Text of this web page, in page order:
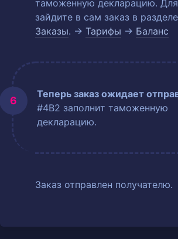
таможенную декларацию. Для
зайдите в сам заказ в разделе
Заказы. → Тарифы → Баланс
Теперь заказ ожидает
#4B2 заполнит таможенную
декларацию.
Заказ отправлен получателю.